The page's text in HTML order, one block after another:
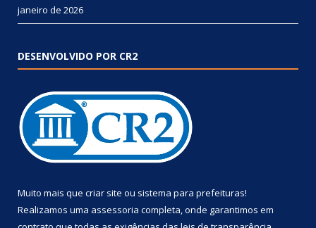
janeiro de 2026
DESENVOLVIDO POR CR2
Muito mais que criar site ou sistema para prefeituras!
Realizamos uma assessoria completa, onde garantimos em